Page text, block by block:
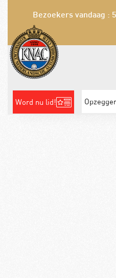
Bezoekers vandaag :
Word nu lid!